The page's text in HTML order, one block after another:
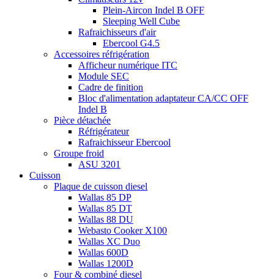
Plein-Aircon Indel B OFF
Sleeping Well Cube
Rafraichisseurs d'air
Ebercool G4.5
Accessoires réfrigération
Afficheur numérique ITC
Module SEC
Cadre de finition
Bloc d'alimentation adaptateur CA/CC OFF
Indel B
Pièce détachée
Réfrigérateur
Rafraichisseur Ebercool
Groupe froid
ASU 3201
Cuisson
Plaque de cuisson diesel
Wallas 85 DP
Wallas 85 DT
Wallas 88 DU
Webasto Cooker X100
Wallas XC Duo
Wallas 600D
Wallas 1200D
Four & combiné diesel